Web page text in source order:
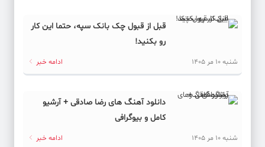
قبل از قبول چک بانک سپه، حتما این کار
رو بکنید!
شنبه 10 مر 1405 ادامه خبر
دانلود آهنگ های رضا صادقی + آرشیو
کامل و بیوگرافی
شنبه 10 مر 1405 ادامه خبر